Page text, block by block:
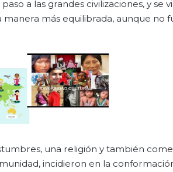
a las grandes civilizaciones, y se
más equilibrada, aunque no
una religión y también
incidieron en la